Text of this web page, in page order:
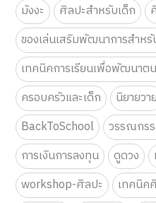
มังงะ
ศิลปะสำหรับเด็ก
ของเล่นเสริมพัฒนาการสำหรั
เทคนิคการเรียนเพื่อพัฒนาต
ครอบครัวและเด็ก
นิยายวาย
BackToSchool
วรรณกร
การเงินการลงทุน
ดูดวง
workshop-ศิลปะ
เทคนิค